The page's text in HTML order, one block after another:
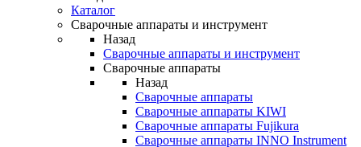
Каталог
Сварочные аппараты и инструмент
Назад
Сварочные аппараты и инструмент
Сварочные аппараты
Назад
Сварочные аппараты
Сварочные аппараты KIWI
Сварочные аппараты Fujikura
Сварочные аппараты INNO Instrument